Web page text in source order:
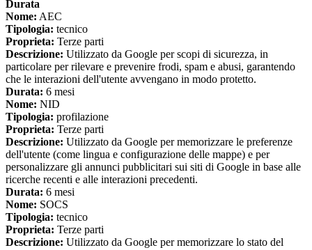
Durata
Nome: AEC
Tipologia: tecnico
Proprieta: Terze parti
Descrizione: Utilizzato da Google per scopi di sicurezza, in
particolare per rilevare e prevenire frodi, spam e abusi, garantendo
che le interazioni dell'utente avvengano in modo protetto.
Durata: 6 mesi
Nome: NID
Tipologia: profilazione
Proprieta: Terze parti
Descrizione: Utilizzato da Google per memorizzare le preferenze
dell'utente (come lingua e configurazione delle mappe) e per
personalizzare gli annunci pubblicitari sui siti di Google in base alle
ricerche recenti e alle interazioni precedenti.
Durata: 6 mesi
Nome: SOCS
Tipologia: tecnico
Proprieta: Terze parti
Descrizione: Utilizzato da Google per memorizzare lo stato del